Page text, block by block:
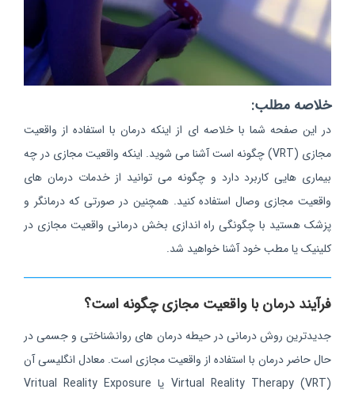
خلاصه مطلب:
در این صفحه شما با خلاصه ای از اینکه درمان با استفاده از واقعیت
مجازی (VRT) چگونه است آشنا می شوید. اینکه واقعیت مجازی در چه
بیماری هایی کاربرد دارد و چگونه می توانید از خدمات درمان های
واقعیت مجازی وصال استفاده کنید. همچنین در صورتی که درمانگر و
پزشک هستید با چگونگی راه اندازی بخش درمانی واقعیت مجازی در
کلینیک یا مطب خود آشنا خواهید شد.
فرآیند درمان با واقعیت مجازی چگونه است؟
جدیدترین روش درمانی در حیطه درمان‌ های روانشناختی و جسمی در
حال حاضر درمان با استفاده از واقعیت مجازی است. معادل انگلیسی آن
Virtual Reality Therapy (VRT) یا Vritual Reality Exposure